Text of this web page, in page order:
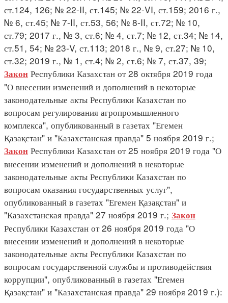
ст.124, 126; № 22-II, ст.145; № 22-VI, ст.159; 2016 г.,
№ 6, ст.45; № 7-II, ст.53, 56; № 8-II, ст.72; № 10,
ст.79; 2017 г., № 3, ст.6; № 4, ст.7; № 12, ст.34; № 14,
ст.51, 54; № 23-V, ст.113; 2018 г., № 9, ст.27; № 10,
ст.32; 2019 г., № 1, ст.4; № 2, ст.6; № 7, ст.37, 39;
Закон Республики Казахстан от 28 октября 2019 года
"О внесении изменений и дополнений в некоторые
законодательные акты Республики Казахстан по
вопросам регулирования агропромышленного
комплекса", опубликованный в газетах "Егемен
Қазақстан" и "Казахстанская правда" 5 ноября 2019 г.;
Закон Республики Казахстан от 25 ноября 2019 года "О
внесении изменений и дополнений в некоторые
законодательные акты Республики Казахстан по
вопросам оказания государственных услуг",
опубликованный в газетах "Егемен Қазақстан" и
"Казахстанская правда" 27 ноября 2019 г.; Закон
Республики Казахстан от 26 ноября 2019 года "О
внесении изменений и дополнений в некоторые
законодательные акты Республики Казахстан по
вопросам государственной службы и противодействия
коррупции", опубликованный в газетах "Егемен
Қазақстан" и "Казахстанская правда" 29 ноября 2019 г.):